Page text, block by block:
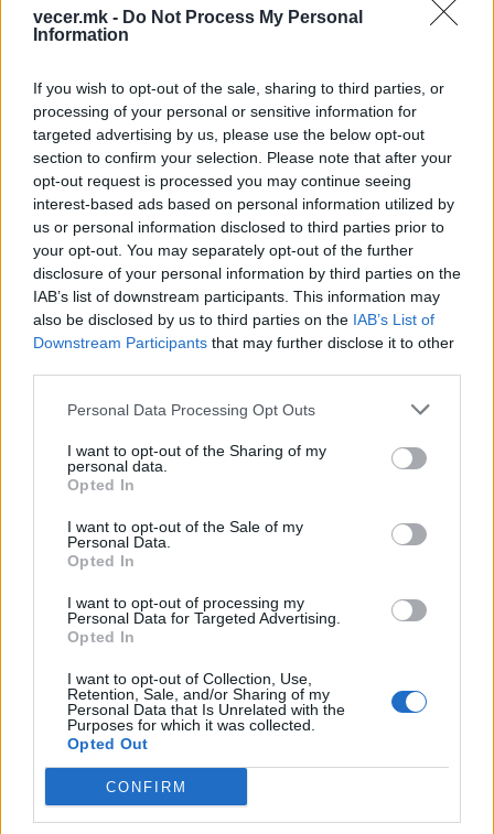
vecer.mk - Do Not Process My Personal
Information
If you wish to opt-out of the sale, sharing to third parties, or
processing of your personal or sensitive information for
targeted advertising by us, please use the below opt-out
section to confirm your selection. Please note that after your
opt-out request is processed you may continue seeing
interest-based ads based on personal information utilized by
us or personal information disclosed to third parties prior to
your opt-out. You may separately opt-out of the further
disclosure of your personal information by third parties on the
IAB’s list of downstream participants. This information may
also be disclosed by us to third parties on the IAB’s List of
Downstream Participants that may further disclose it to other
Personal Data Processing Opt Outs
I want to opt-out of the Sharing of my
personal data.
Opted In
I want to opt-out of the Sale of my
Personal Data.
Opted In
I want to opt-out of processing my
Personal Data for Targeted Advertising.
Opted In
I want to opt-out of Collection, Use,
Retention, Sale, and/or Sharing of my
Personal Data that Is Unrelated with the
Purposes for which it was collected.
Opted Out
CONFIRM
МЕСТОТО КАКО СРЦЕ НА
БАЛКАНОТ, рече министерот
Николоски
НАЈЧИТАНИ ВО ПОСЛЕДНИ 7 ДЕНА
Ахмети кажа што го мачи:
СЛУШАМ, САКААТ ДА СЕ СУДИ
ЗА ВОЕНИТЕ ЗЛОСТРОСТВА НА
УЧК...
ИСТОРИСКО ОБЕДИНУВАЊЕ НА
МАКЕДОНЦИТЕ ВО СРБИЈА:
НАЦИОНАЛЕН СОЈУЗ
ОСЛОБОДИМЕ- Скандалозна
ПРЕДУПРЕДЕНИ СЕ: „Бугарија
итно ја преиспитува својата
ТЕМПЕРАТУРАТА ВО СРЕДА ЌЕ
БИДЕ ЗА НА ЛЕКАР, а потоа...
СУДСКАТА МАФИЈА РАБОТИ
ВАКА - Судијата Вулнет Винца
е пензиониран, три дена
на бизнисменот Марковски
мистериозен мост